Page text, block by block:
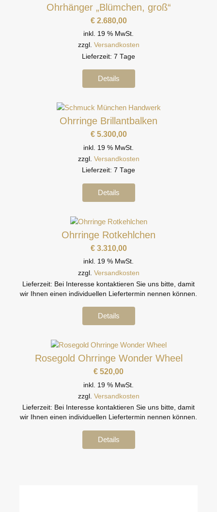
Ohrhänger „Blümchen, groß“
€2.680,00
inkl. 19 % MwSt.
zzgl. Versandkosten
Lieferzeit: 7 Tage
Details
Ohrringe Brillantbalken
€5.300,00
inkl. 19 % MwSt.
zzgl. Versandkosten
Lieferzeit: 7 Tage
Details
Ohrringe Rotkehlchen
€3.310,00
inkl. 19 % MwSt.
zzgl. Versandkosten
Lieferzeit: Bei Interesse kontaktieren Sie uns bitte, damit
wir Ihnen einen individuellen Liefertermin nennen können.
Details
Rosegold Ohrringe Wonder Wheel
€ 520,00
inkl. 19 % MwSt.
zzgl. Versandkosten
Lieferzeit: Bei Interesse kontaktieren Sie uns bitte, damit
wir Ihnen einen individuellen Liefertermin nennen können.
Details